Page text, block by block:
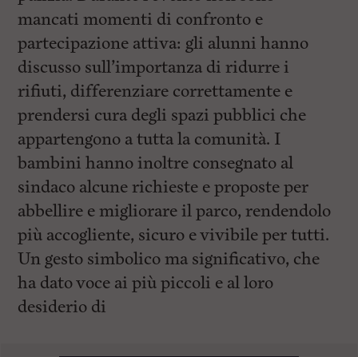
mancati momenti di confronto e
partecipazione attiva: gli alunni hanno
discusso sull’importanza di ridurre i
rifiuti, differenziare correttamente e
prendersi cura degli spazi pubblici che
appartengono a tutta la comunità. I
bambini hanno inoltre consegnato al
sindaco alcune richieste e proposte per
abbellire e migliorare il parco, rendendolo
più accogliente, sicuro e vivibile per tutti.
Un gesto simbolico ma significativo, che
ha dato voce ai più piccoli e al loro
desiderio di